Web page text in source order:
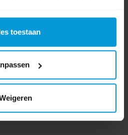
toestaan